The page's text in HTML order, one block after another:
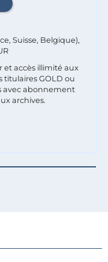
Suisse, Belgique),
et accès illimité aux
titulaires GOLD ou
avec abonnement
archives.